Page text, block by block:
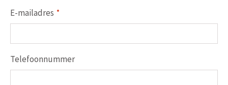
E-mailadres
Telefoonnummer